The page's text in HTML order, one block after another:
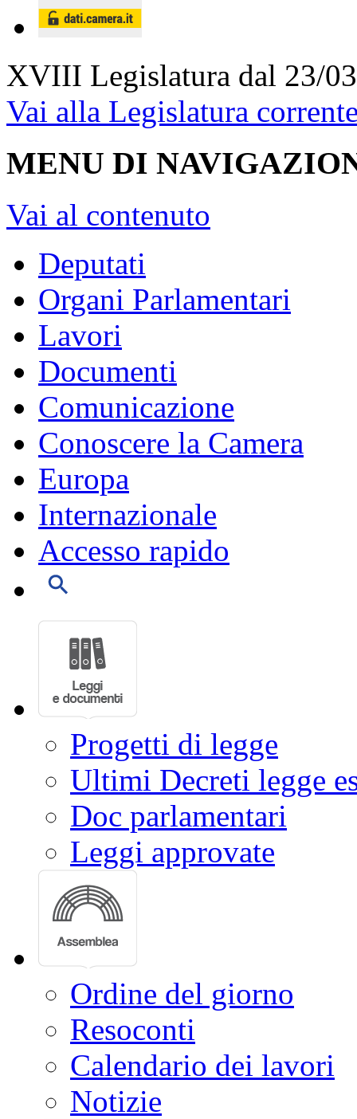
XVIII Legislatura dal 23/
Vai alla Legislatura
MENU DI
Vai al contenuto
Deputati
Organi Parlamentari
Lavori
Documenti
Comunicazione
Conoscere la Camera
Europa
Internazionale
Accesso rapido
Progetti di legge
Ultimi Decreti legge
Doc parlamentari
Leggi approvate
Ordine del giorno
Resoconti
Calendario dei lavori
Notizie